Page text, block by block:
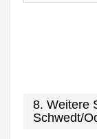
8. Weitere
Schwedt/